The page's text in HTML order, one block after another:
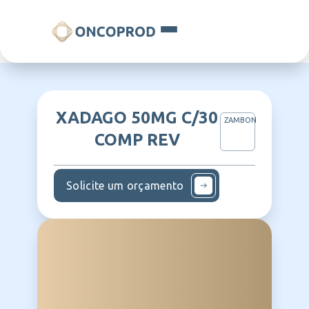
XADAGO 50MG C/30
COMP REV
ZAMBON
Solicite um orçamento